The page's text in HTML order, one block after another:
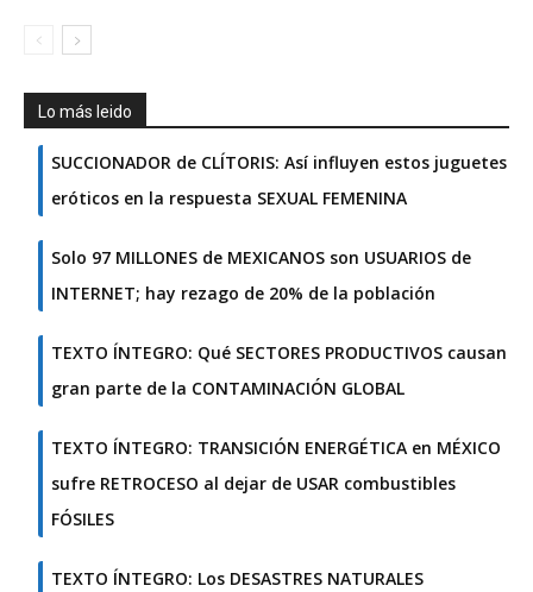
Lo más leido
SUCCIONADOR de CLÍTORIS: Así influyen estos juguetes
eróticos en la respuesta SEXUAL FEMENINA
Solo 97 MILLONES de MEXICANOS son USUARIOS de
INTERNET; hay rezago de 20% de la población
TEXTO ÍNTEGRO: Qué SECTORES PRODUCTIVOS causan
gran parte de la CONTAMINACIÓN GLOBAL
TEXTO ÍNTEGRO: TRANSICIÓN ENERGÉTICA en MÉXICO
sufre RETROCESO al dejar de USAR combustibles
FÓSILES
TEXTO ÍNTEGRO: Los DESASTRES NATURALES